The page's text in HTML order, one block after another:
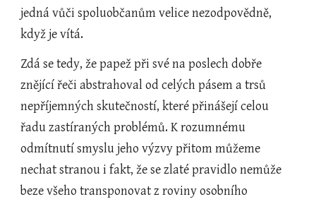
jedná vůči spoluobčanům velice nezodpovědně,
když je vítá.
Zdá se tedy, že papež při své na poslech dobře
znějící řeči abstrahoval od celých pásem a trsů
nepříjemných skutečností, které přinášejí celou
řadu zastíraných problémů. K rozumnému
odmítnutí smyslu jeho výzvy přitom můžeme
nechat stranou i fakt, že se zlaté pravidlo nemůže
beze všeho transponovat z roviny osobního